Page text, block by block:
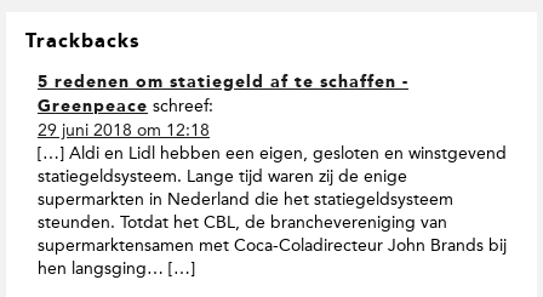
Trackbacks
5 redenen om statiegeld af te schaffen -
Greenpeace schreef:
29 juni 2018 om 12:18
[…] Aldi en Lidl hebben een eigen, gesloten en winstgevend
statiegeldsysteem. Lange tijd waren zij de enige
supermarkten in Nederland die het statiegeldsysteem
steunden. Totdat het CBL, de branchevereniging van
supermarktensamen met Coca-Coladirecteur John Brands bij
hen langsging… […]